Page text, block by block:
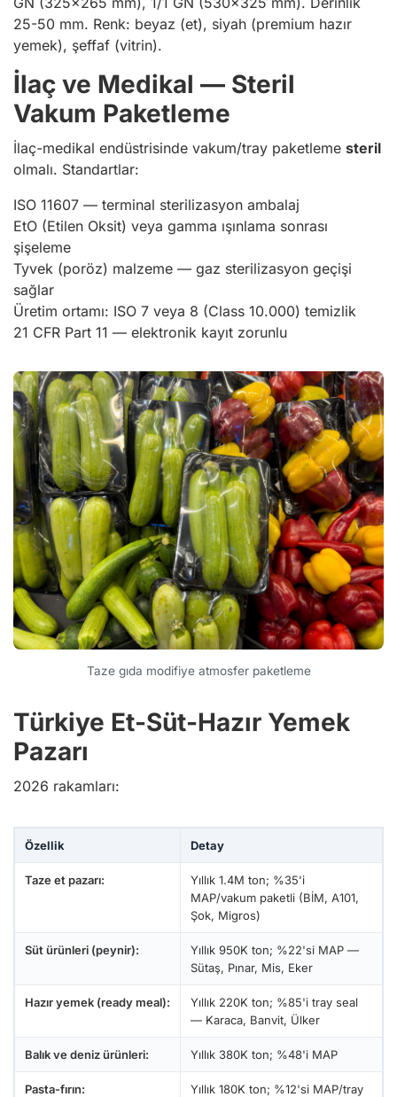
25-50 mm. Renk: beyaz (et), siyah (premium hazır
yemek), şeffaf (vitrin).
İlaç ve Medikal — Steril
Vakum Paketleme
İlaç-medikal endüstrisinde vakum/tray paketleme steril
olmalı. Standartlar:
ISO 11607 — terminal sterilizasyon ambalaj
EtO (Etilen Oksit) veya gamma ışınlama sonrası
şişeleme
Tyvek (poröz) malzeme — gaz sterilizasyon geçişi
sağlar
Üretim ortamı: ISO 7 veya 8 (Class 10.000) temizlik
21 CFR Part 11 — elektronik kayıt zorunlu
Taze gıda modifiye atmosfer paketleme
Türkiye Et-Süt-Hazır Yemek
Pazarı
2026 rakamları:
Özellik Detay
Taze et pazarı:
Yıllık 1.4M ton; %35'i
MAP/vakum paketli (BİM, A101,
Şok, Migros)
Süt ürünleri (peynir):
Yıllık 950K ton; %22'si MAP —
Sütaş, Pınar, Mis, Eker
Hazır yemek (ready meal):
Yıllık 220K ton; %85'i tray seal
— Karaca, Banvit, Ülker
Balık ve deniz ürünleri: Yıllık 380K ton; %48'i MAP
Pasta-fırın:
Yıllık 180K ton; %12'si MAP/tray